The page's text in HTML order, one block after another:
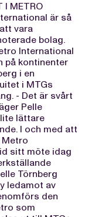
I METRO
är så
vara
bolag.
International
på kontinenter
i en
i MTGs
- Det är svårt
Pelle
lättare
I och med att
Metro
sitt möte idag
Törnberg
ledamot av
den
som